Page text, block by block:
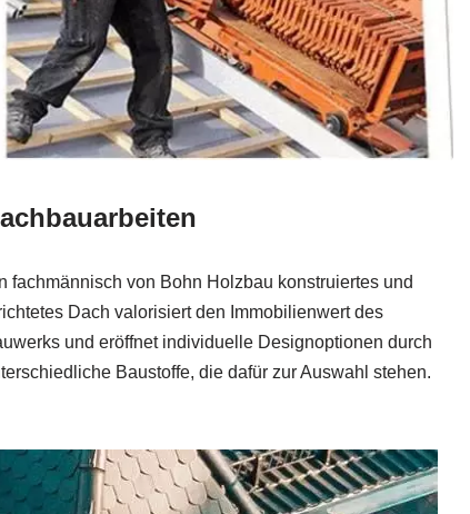
fachmännisch von Bohn Holzbau konstruiertes und
Dach valorisiert den Immobilienwert des
und eröffnet individuelle Designoptionen durch
Baustoffe, die dafür zur Auswahl stehen.